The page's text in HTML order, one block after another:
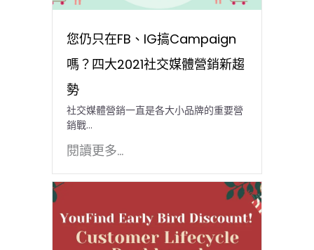
您仍只在FB、IG搞Campaign
嗎？四大2021社交媒體營銷新趨
勢
社交媒體營銷一直是各大小品牌的重要營
銷戰...
閱讀更多...